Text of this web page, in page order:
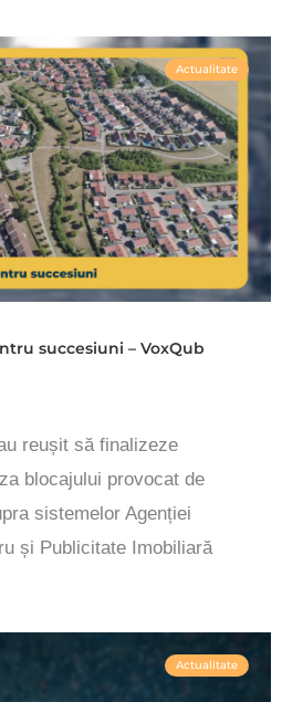
Actualitate
succesiuni – VoxQub
reușit să finalizeze
blocajului provocat de
sistemelor Agenției
și Publicitate Imobiliară
Actualitate